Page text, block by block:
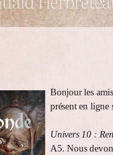
Bonjour les
présent en
Univers 10 :
A5. Nous